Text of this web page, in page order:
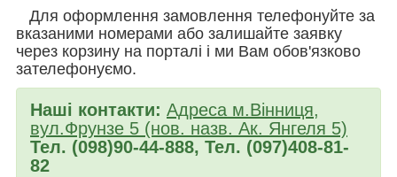
Для оформлення замовлення телефонуйте за
вказаними номерами або залишайте заявку
через корзину на порталі і ми Вам обов'язково
зателефонуємо.
Наші контакти: Адреса м.Вінниця,
вул.Фрунзе 5 (нов. назв. Ак. Янгеля 5)
Тел. (098)90-44-888, Тел. (097)408-81-
82